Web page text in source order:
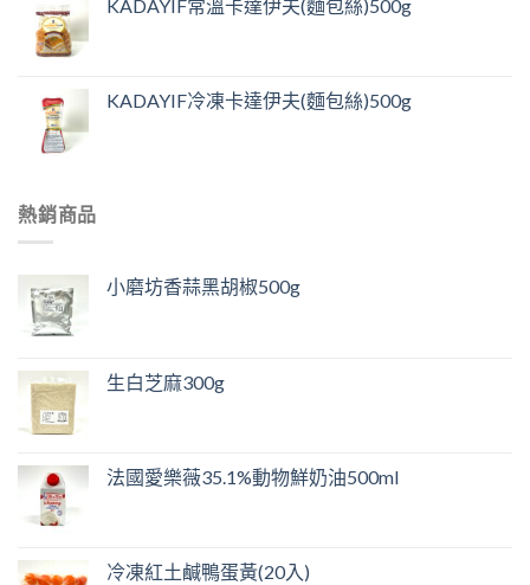
KADAYIF常溫卡達伊夫(麵包絲)500g
KADAYIF冷凍卡達伊夫(麵包絲)500g
熱銷商品
小磨坊香蒜黑胡椒500g
生白芝麻300g
法國愛樂薇35.1%動物鮮奶油500ml
冷凍紅土鹹鴨蛋黃(20入)